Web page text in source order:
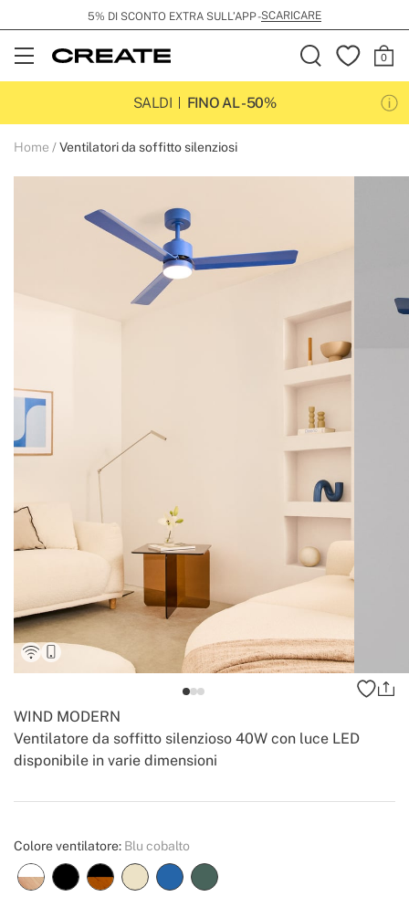
5% DI SCONTO EXTRA SULL’APP -SCARICARE
Open
Menu
SALDI
FINO AL -50%
Home Ventilatori da soffitto silenziosi
Ventilatore da soffitto silenzioso 40W con luce LED
disponibile in varie dimensioni
WIND MODERN
Create
Colore ventilatore: Blu cobalto